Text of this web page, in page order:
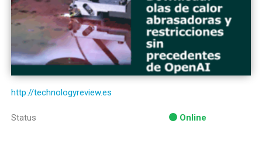
http://technologyreview.es
Status Online